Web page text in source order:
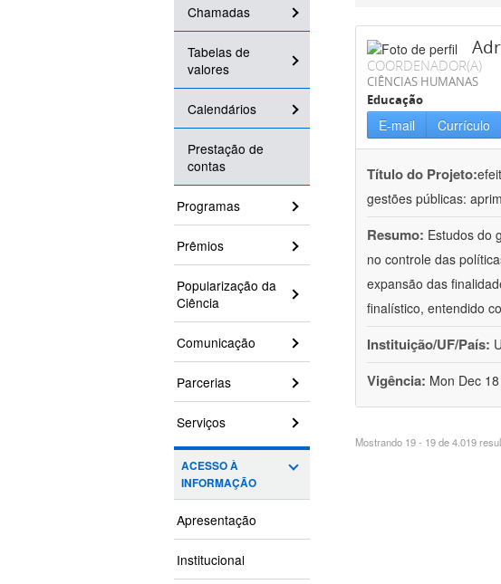
Chamadas
Tabelas de
valores
Calendários
Prestação de
contas
Programas
Prêmios
Popularização da
Ciência
Comunicação
Parcerias
Serviços
ACESSO À
INFORMAÇÃO
Apresentação
Institucional
COORDENADOR(A)
CIÊNCIAS HUMANAS
Educação
E-mail Currículo
Título do Projeto:
gestões públicas:
Resumo: Estudos do
no controle das
expansão das
finalístico, entendido
Instituição/UF/País:
Vigência: Mon Dec
Mostrando 19 - 19 de 4.019